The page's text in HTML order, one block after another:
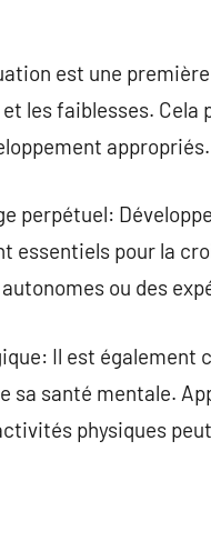
est une
les faiblesses.
appropriés.
perpétuel:
essentiels pour la
ou des
Il est également
sa santé mentale.
physiques